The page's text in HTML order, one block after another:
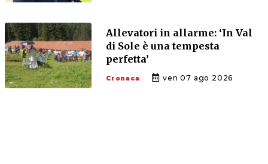
Allevatori in allarme: ‘In Val
di Sole è una tempesta
perfetta’
Cronaca ven 07 ago 2026